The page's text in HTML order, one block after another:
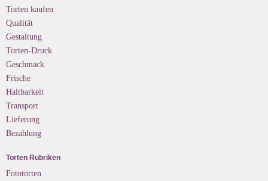
Torten kaufen
Qualität
Gestaltung
Torten-Druck
Geschmack
Frische
Haltbarkeit
Transport
Lieferung
Bezahlung
Torten Rubriken
Fototorten